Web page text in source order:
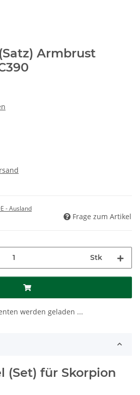
Armbrust
- Ausland
Frage zum Artikel
Stk
werden geladen ...
(Set) für Skorpion